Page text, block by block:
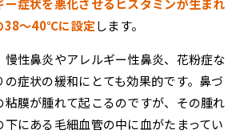
ー症状を悪化させるヒスタミンが生まれ
38～40℃に設定します。
慢性鼻炎やアレルギー性鼻炎、花粉症な
の症状の緩和にとても効果的です。鼻づ
粘膜が腫れて起こるのですが、その腫れ
にある毛細血管の中に血がたまってい